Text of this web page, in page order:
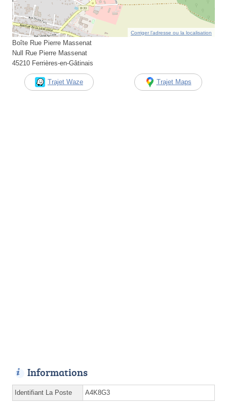
Corriger l’adresse ou la localisation
Boîte Rue Pierre Massenat
Null Rue Pierre Massenat
45210 Ferrières-en-Gâtinais
Trajet Waze Trajet Maps
Informations
Identifiant La Poste A4K8G3